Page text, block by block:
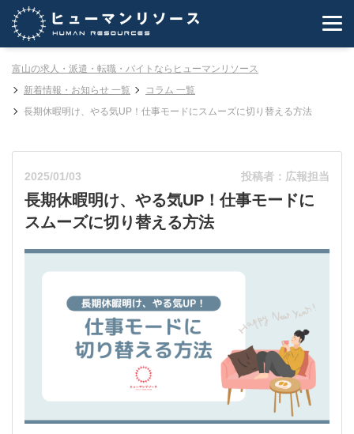
富山の求人・派遣・転職・バイトならヒューマンリソース
新着情報・お知らせ 一覧
コラム 一覧
長期休暇明け、やる気UP！仕事モードにスムーズに切り替える方法
2025/01/03 投稿者：広報担当
長期休暇明け、やる気UP！仕事モードに
スムーズに切り替える方法